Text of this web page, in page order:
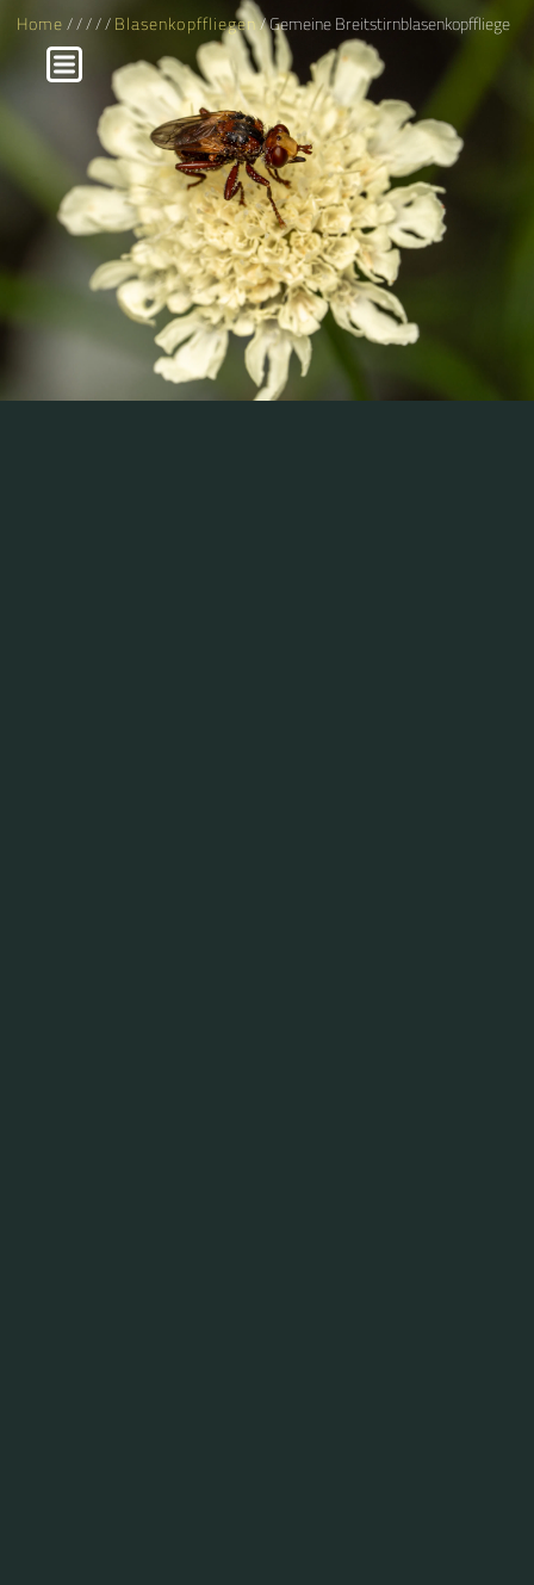
Home/////Blasenkopffliegen/ Gemeine Breitstirnblasenkopffliege